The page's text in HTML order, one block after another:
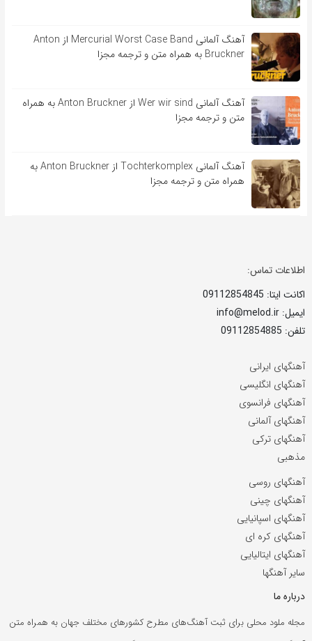
آهنگ آلمانی Mercurial Worst Case Band از Anton
Bruckner به همراه متن و ترجمه مجزا
آهنگ آلمانی Wer wir sind از Anton Bruckner به همراه
متن و ترجمه مجزا
آهنگ آلمانی Tochterkomplex از Anton Bruckner به
همراه متن و ترجمه مجزا
اطلاعات تماس:
اکانت ایتا: 09112854845
ایمیل: info@melod.ir
تلفن: 09112854885
آهنگهای ایرانی
آهنگهای انگلیسی
آهنگهای فرانسوی
آهنگهای آلمانی
آهنگهای ترکی
مذهبی
آهنگهای روسی
آهنگهای چینی
آهنگهای اسپانیایی
آهنگهای کره ای
آهنگهای ایتالیایی
سایر آهنگها
درباره ما
مجله ملود محلی برای ثبت آهنگ‌های مطرح کشورهای مختلف جهان به همراه متن